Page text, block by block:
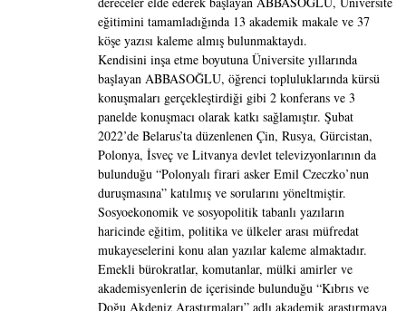
eğitimini tamamladığında 13 akademik makale ve 37
köşe yazısı kaleme almış bulunmaktaydı.
Kendisini inşa etme boyutuna Üniversite yıllarında
başlayan ABBASOĞLU, öğrenci topluluklarında kürsü
konuşmaları gerçekleştirdiği gibi 2 konferans ve 3
panelde konuşmacı olarak katkı sağlamıştır. Şubat
2022’de Belarus’ta düzenlenen Çin, Rusya, Gürcistan,
Polonya, İsveç ve Litvanya devlet televizyonlarının da
bulunduğu “Polonyalı firari asker Emil Czeczko’nun
duruşmasına” katılmış ve sorularını yöneltmiştir.
Sosyoekonomik ve sosyopolitik tabanlı yazıların
haricinde eğitim, politika ve ülkeler arası müfredat
mukayeselerini konu alan yazılar kaleme almaktadır.
Emekli bürokratlar, komutanlar, mülki amirler ve
akademisyenlerin de içerisinde bulunduğu “Kıbrıs ve
Doğu Akdeniz Araştırmaları” adlı akademik araştırmaya